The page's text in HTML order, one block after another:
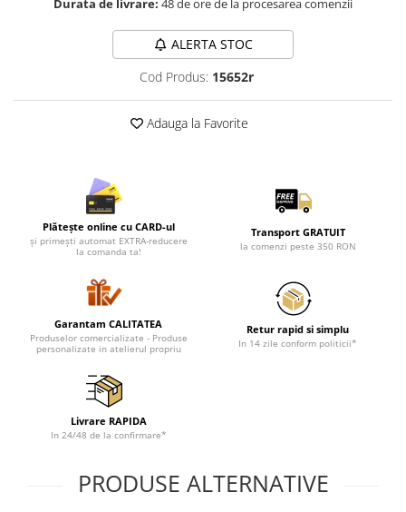
Lenjerii de pat pentru copii
WINTER Collection
Halate si pijamale Family
Incaltaminte
Pijamale de copii
Pijamale BIG SIZE femei
Tricouri de craciun
Tricouri de cuplu Valentine's Day
Valentine's Day
Cadouri pentru Nasi si Fini
Durata de livrare: 48 de ore de la procesarea comenzii
ALERTA STOC
Cod Produs: 15652r
Adauga la Favorite
Plătește online cu CARD-ul
și primești automat EXTRA-reducere
la comanda ta!
Transport GRATUIT
la comenzi peste 350 RON
Garantam CALITATEA
Produselor comercializate - Produse
personalizate in atelierul propriu
Retur rapid si simplu
In 14 zile conform politicii*
Livrare RAPIDA
In 24/48 de la confirmare*
PRODUSE ALTERNATIVE